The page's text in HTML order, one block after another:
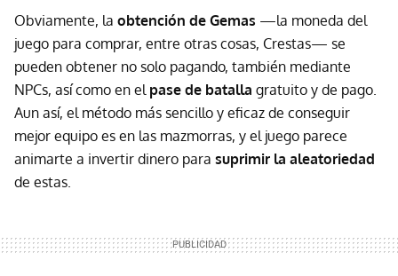
Obviamente, la obtención de Gemas —la moneda del
juego para comprar, entre otras cosas, Crestas— se
pueden obtener no solo pagando, también mediante
NPCs, así como en el pase de batalla gratuito y de pago.
Aun así, el método más sencillo y eficaz de conseguir
mejor equipo es en las mazmorras, y el juego parece
animarte a invertir dinero para suprimir la aleatoriedad
de estas.